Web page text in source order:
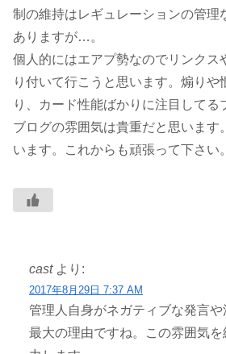
制の維持はレギュレーションの管理
ありますが…。
個人的にはエアプ勢なのでリンクス
り付いて行こうと思います。煽りや
り、カード性能ばかりに注目してる
ブログの雰囲気は貴重だと思います
います。これからも頑張って下さい。
cast より:
2017年8月29日 7:37 AM
管理人自身がネガティブな発言
最大の理由ですね。この雰囲気